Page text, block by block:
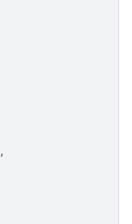
,